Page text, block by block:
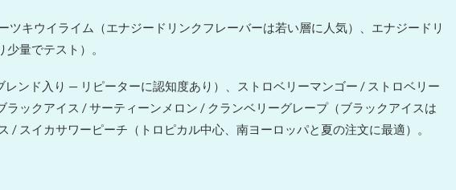
キウイライム（エナジードリンクフレーバーは若い層に人気）、エナジードリ
量でテスト）。
ンド入り — リピーターに認知度あり）、ストロベリーマンゴー / ストロベリー
ックアイス / サーティーンメロン / クランベリーグレープ（ブラックアイスは
スイカサワーピーチ（トロピカル中心、南ヨーロッパと夏の注文に最適）。